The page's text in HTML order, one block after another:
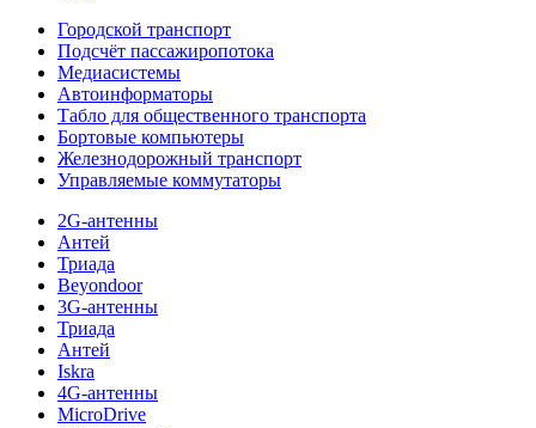
Городской транспорт
Подсчёт пассажиропотока
Медиасистемы
Автоинформаторы
Табло для общественного транспорта
Бортовые компьютеры
Железнодорожный транспорт
Управляемые коммутаторы
2G-антенны
Антей
Триада
Beyondoor
3G-антенны
Триада
Антей
Iskra
4G-антенны
MicroDrive